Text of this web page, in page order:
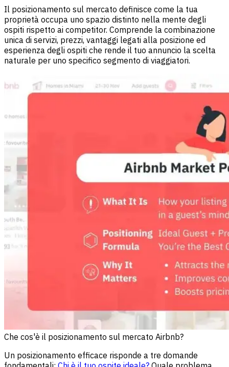
Il posizionamento sul mercato definisce come la tua
proprietà occupa uno spazio distinto nella mente degli
ospiti rispetto ai competitor. Comprende la combinazione
unica di servizi, prezzi, vantaggi legati alla posizione ed
esperienza degli ospiti che rende il tuo annuncio la scelta
naturale per uno specifico segmento di viaggiatori.
Che cos'è il posizionamento sul mercato Airbnb?
Un posizionamento efficace risponde a tre domande